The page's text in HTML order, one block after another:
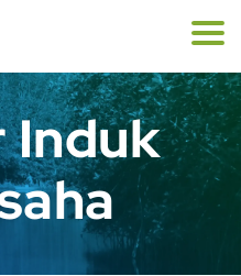
Induk